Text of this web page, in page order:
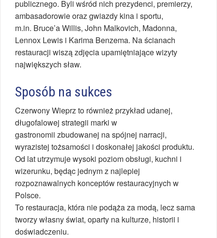
publicznego. Byli wśród nich prezydenci, premierzy,
ambasadorowie oraz gwiazdy kina i sportu,
m.in. Bruce’a Willis, John Malkovich, Madonna,
Lennox Lewis i Karima Benzema. Na ścianach
restauracji wiszą zdjęcia upamiętniające wizyty
największych sław.
Sposób na sukces
Czerwony Wieprz to również przykład udanej,
długofalowej strategii marki w
gastronomii zbudowanej na spójnej narracji,
wyrazistej tożsamości i doskonałej jakości produktu.
Od lat utrzymuje wysoki poziom obsługi, kuchni i
wizerunku, będąc jednym z najlepiej
rozpoznawalnych konceptów restauracyjnych w
Polsce.
To restauracja, która nie podąża za modą, lecz sama
tworzy własny świat, oparty na kulturze, historii i
doświadczeniu.